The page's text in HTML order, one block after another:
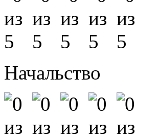
Начальство